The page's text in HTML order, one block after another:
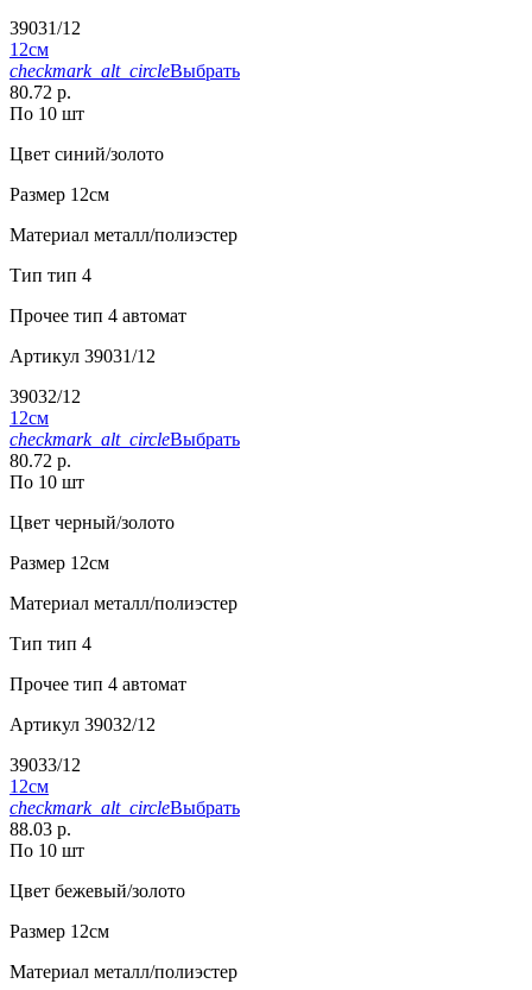
39031/12
12см
checkmark_alt_circleВыбрать
80.72 р.
По 10 шт
Цвет синий/золото
Размер 12см
Материал металл/полиэстер
Тип тип 4
Прочее тип 4 автомат
Артикул 39031/12
39032/12
12см
checkmark_alt_circleВыбрать
80.72 р.
По 10 шт
Цвет черный/золото
Размер 12см
Материал металл/полиэстер
Тип тип 4
Прочее тип 4 автомат
Артикул 39032/12
39033/12
12см
checkmark_alt_circleВыбрать
88.03 р.
По 10 шт
Цвет бежевый/золото
Размер 12см
Материал металл/полиэстер